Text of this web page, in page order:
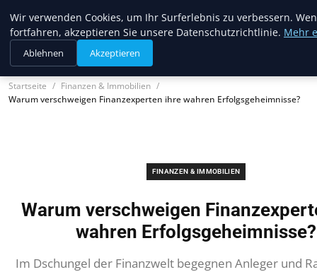
Musichits
Startseite
Finanzen & Immobilien
Warum verschweigen Finanzexperten ihre wahren Erfolgsgeheimnisse?
FINANZEN & IMMOBILIEN
Warum verschweigen
wahren Erfolgsgeheimnisse?
Im Dschungel der Finanzwelt begegnen Anleger und
Wir verwenden Cookies, um Ihr Surferlebnis zu verbessern.
fortfahren, akzeptieren Sie unsere Datenschutzrichtlinie. Mehr
Ablehnen Akzeptieren